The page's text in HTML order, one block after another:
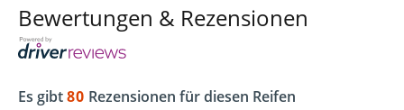
Bewertungen & Rezensionen
Es gibt80 Rezensionen für diesen Reifen